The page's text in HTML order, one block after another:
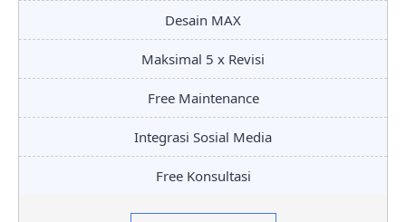
Desain MAX
Maksimal 5 x Revisi
Free Maintenance
Integrasi Sosial Media
Free Konsultasi